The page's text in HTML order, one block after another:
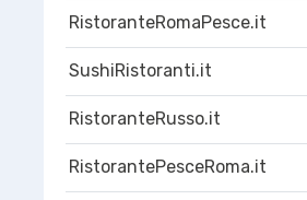
RistoranteRomaPesce.it
SushiRistoranti.it
RistoranteRusso.it
RistorantePesceRoma.it